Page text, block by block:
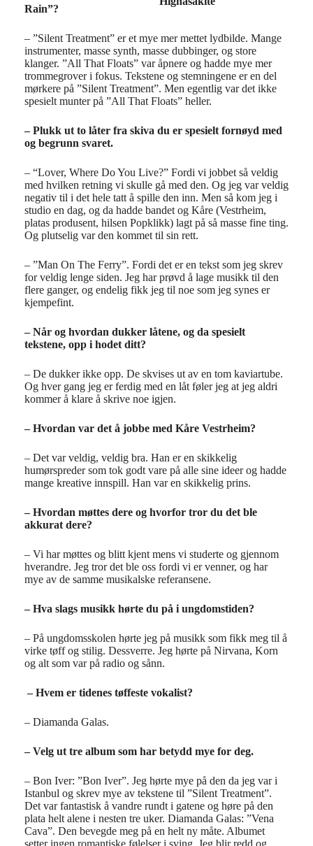
Rain”?
– ”Silent Treatment” er et mye mer mettet lydbilde. Mange
instrumenter, masse synth, masse dubbinger, og store
klanger. ”All That Floats” var åpnere og hadde mye mer
trommegrover i fokus. Tekstene og stemningene er en del
mørkere på ”Silent Treatment”. Men egentlig var det ikke
spesielt munter på ”All That Floats” heller.
– Plukk ut to låter fra skiva du er spesielt fornøyd med
og begrunn svaret.
– “Lover, Where Do You Live?” Fordi vi jobbet så veldig
med hvilken retning vi skulle gå med den. Og jeg var veldig
negativ til i det hele tatt å spille den inn. Men så kom jeg i
studio en dag, og da hadde bandet og Kåre (Vestrheim,
platas produsent, hilsen Popklikk) lagt på så masse fine ting.
Og plutselig var den kommet til sin rett.
– ”Man On The Ferry”. Fordi det er en tekst som jeg skrev
for veldig lenge siden. Jeg har prøvd å lage musikk til den
flere ganger, og endelig fikk jeg til noe som jeg synes er
kjempefint.
– Når og hvordan dukker låtene, og da spesielt
tekstene, opp i hodet ditt?
– De dukker ikke opp. De skvises ut av en tom kaviartube.
Og hver gang jeg er ferdig med en låt føler jeg at jeg aldri
kommer å klare å skrive noe igjen.
– Hvordan var det å jobbe med Kåre Vestrheim?
– Det var veldig, veldig bra. Han er en skikkelig
humørspreder som tok godt vare på alle sine ideer og hadde
mange kreative innspill. Han var en skikkelig prins.
– Hvordan møttes dere og hvorfor tror du det ble
akkurat dere?
– Vi har møttes og blitt kjent mens vi studerte og gjennom
hverandre. Jeg tror det ble oss fordi vi er venner, og har
mye av de samme musikalske referansene.
– Hva slags musikk hørte du på i ungdomstiden?
– På ungdomsskolen hørte jeg på musikk som fikk meg til å
virke tøff og stilig. Dessverre. Jeg hørte på Nirvana, Korn
og alt som var på radio og sånn.
– Hvem er tidenes tøffeste vokalist?
– Diamanda Galas.
– Velg ut tre album som har betydd mye for deg.
– Bon Iver: ”Bon Iver”. Jeg hørte mye på den da jeg var i
Istanbul og skrev mye av tekstene til ”Silent Treatment”.
Det var fantastisk å vandre rundt i gatene og høre på den
plata helt alene i nesten tre uker. Diamanda Galas: ”Vena
Cava”. Den bevegde meg på en helt ny måte. Albumet
setter ingen romantiske følelser i sving. Jeg blir redd og